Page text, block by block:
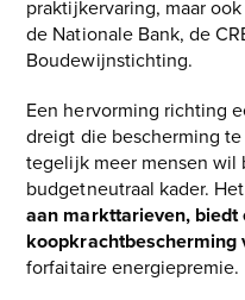
praktijkervaring, maar
de Nationale Bank, de
Boudewijnstichting.
Een hervorming richting
dreigt die bescherming
tegelijk meer mensen wil
budgetneutraal kader. Het
aan markttarieven, biedt
koopkrachtbescherming
forfaitaire energiepremie.